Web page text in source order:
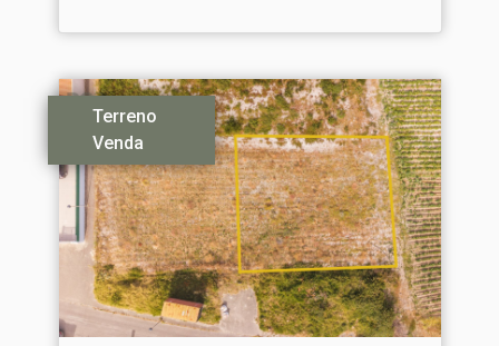
Terreno
Venda